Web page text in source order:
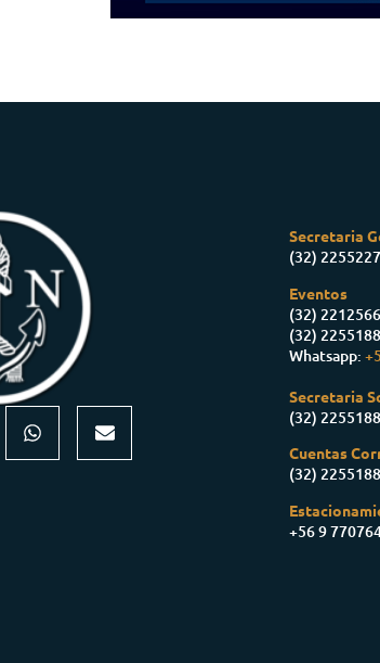
Secretaria
(32) 2255227
Eventos
(32)
(32)
Whatsapp:
Secretaria
(32)
Cuentas
(32)
+56 9